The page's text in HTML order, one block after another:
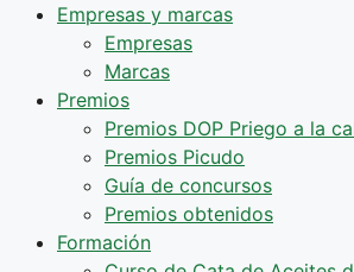
Empresas y marcas
Empresas
Marcas
Premios
Premios DOP Priego a la
Premios Picudo
Guía de concursos
Premios obtenidos
Formación